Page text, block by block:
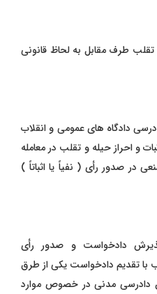
تقلب طرف مقابل به لحاظ قانونی
قانون آئین دادرسی دادگاه‌ های عمومی و انقلاب
و احراز حیله و تقلب در معامله
صدور رأی ( نفیاً یا اثباتاً )
دادخواست و صدور رأی
با تقدیم دادخواست یکی از طرق
قانون آیین دادرسی مدنی در خصوص موارد